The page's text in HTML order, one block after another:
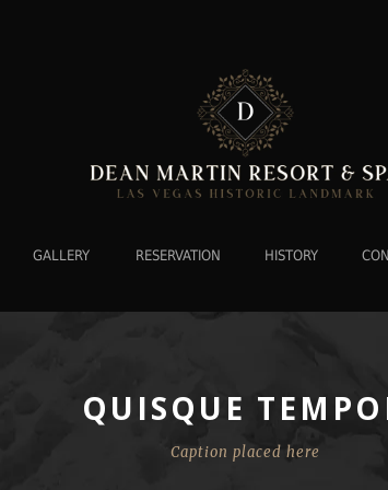
GALLERY RESERVATION HISTORY
QUISQUE
Caption placed here